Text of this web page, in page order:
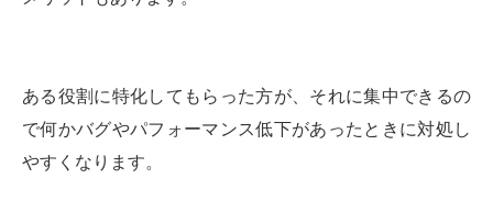
ある役割に特化してもらった方が、それに集中できるの
で何かバグやパフォーマンス低下があったときに対処し
やすくなります。